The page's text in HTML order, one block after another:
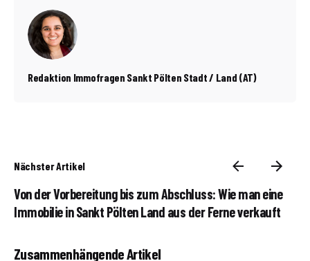
Redaktion Immofragen Sankt Pölten Stadt / Land (AT)
Nächster Artikel
Von der Vorbereitung bis zum Abschluss: Wie man eine
Immobilie in Sankt Pölten Land aus der Ferne verkauft
Zusammenhängende Artikel